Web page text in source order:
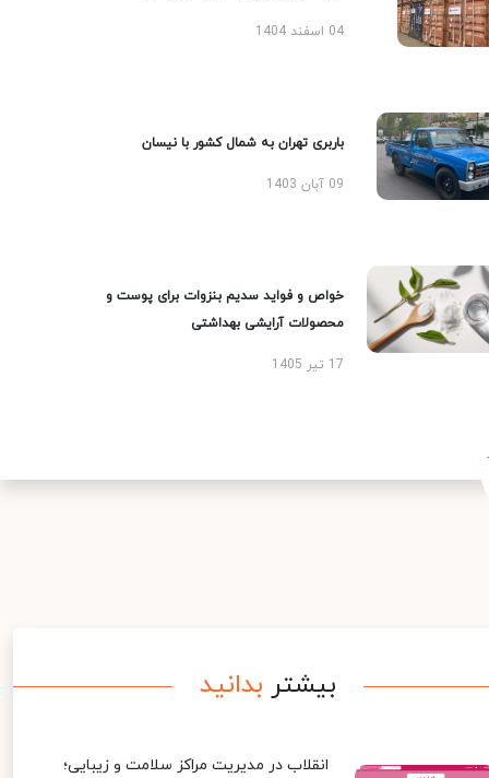
04 اسفند 1404
باربری تهران به شمال کشور با نیسان
09 آبان 1403
خواص و فواید سدیم بنزوات برای پوست و
محصولات آرایشی بهداشتی
17 تیر 1405
بیشتر بدانید
انقلاب در مدیریت مراکز سلامت و زیبایی؛